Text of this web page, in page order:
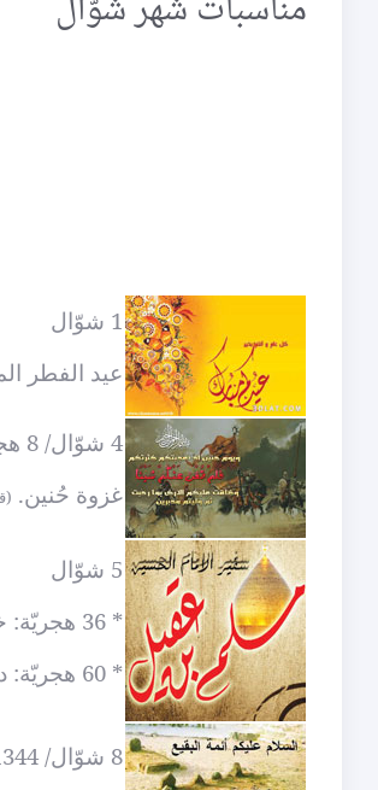
1 شوّال
عيد الفطر
4 شوّال/ 8 هجريّة
غزوة حُنين.
5 شوّال
* 36 هجريّة: خروج أمير المؤمنين
* 60 هجريّة: دخول مسلم بن عقيل إلى الكوفة.
8 شوّال/ 1344 هجريّة